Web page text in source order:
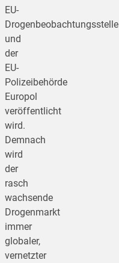
EU-
Drogenbeobachtungsstelle
und
der
EU-
Polizeibehörde
Europol
veröffentlicht
wird.
Demnach
wird
der
rasch
wachsende
Drogenmarkt
immer
globaler,
vernetzter